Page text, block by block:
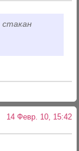
стакан
14 Февр. 10, 15:42